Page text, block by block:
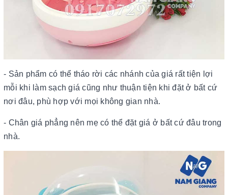
- Sản phẩm có thể tháo rời các nhánh của giá rất tiện lợi
mỗi khi làm sạch giá cũng như thuận tiện khi đặt ở bất cứ
nơi đâu, phù hợp với mọi không gian nhà.
- Chân giá phẳng nên mẹ có thể đặt giá ở bất cứ đâu trong
nhà.